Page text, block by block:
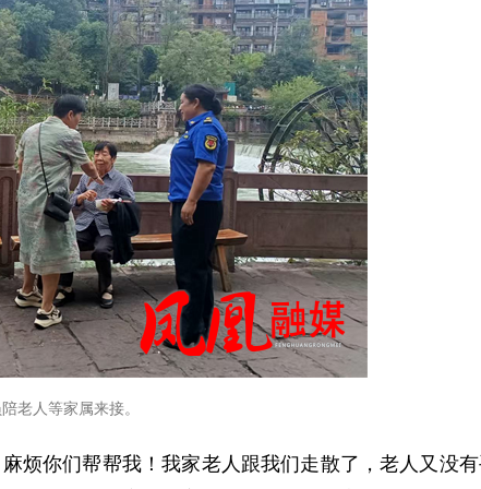
老人等家属来接。
烦你们帮帮我！我家老人跟我们走散了，老人又没